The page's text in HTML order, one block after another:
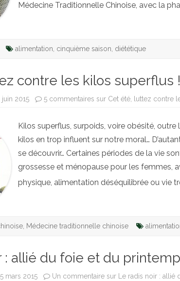
Médecine Traditionnelle Chinoise, avec la
alimentation cinquième saison diététique
contre les kilos superflus !
juin 2015 5 commentaires sur Cet été, luttez contre
Kilos superflus, surpoids, voire obésité,
kilos en trop influent sur notre moral…
se découvrir… Certaines périodes de la vie
grossesse et ménopause pour les femmes,
physique, alimentation déséquilibrée ou vie
, Médecine traditionnelle chinoise
: allié du foie et du
mars 2015 Un commentaire sur Le radis noir : allié